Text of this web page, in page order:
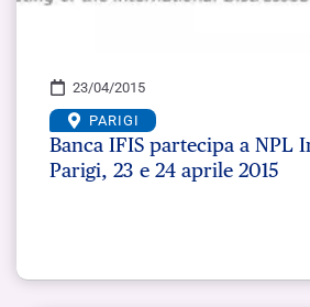
23/04/2015
PARIGI
Banca IFIS partecipa a NPL
Parigi, 23 e 24 aprile 2015